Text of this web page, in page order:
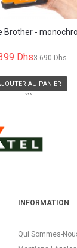
Brother -
Dhs3 690 Dhs
AU PANIER
```
INFORMATION
Qui Sommes-